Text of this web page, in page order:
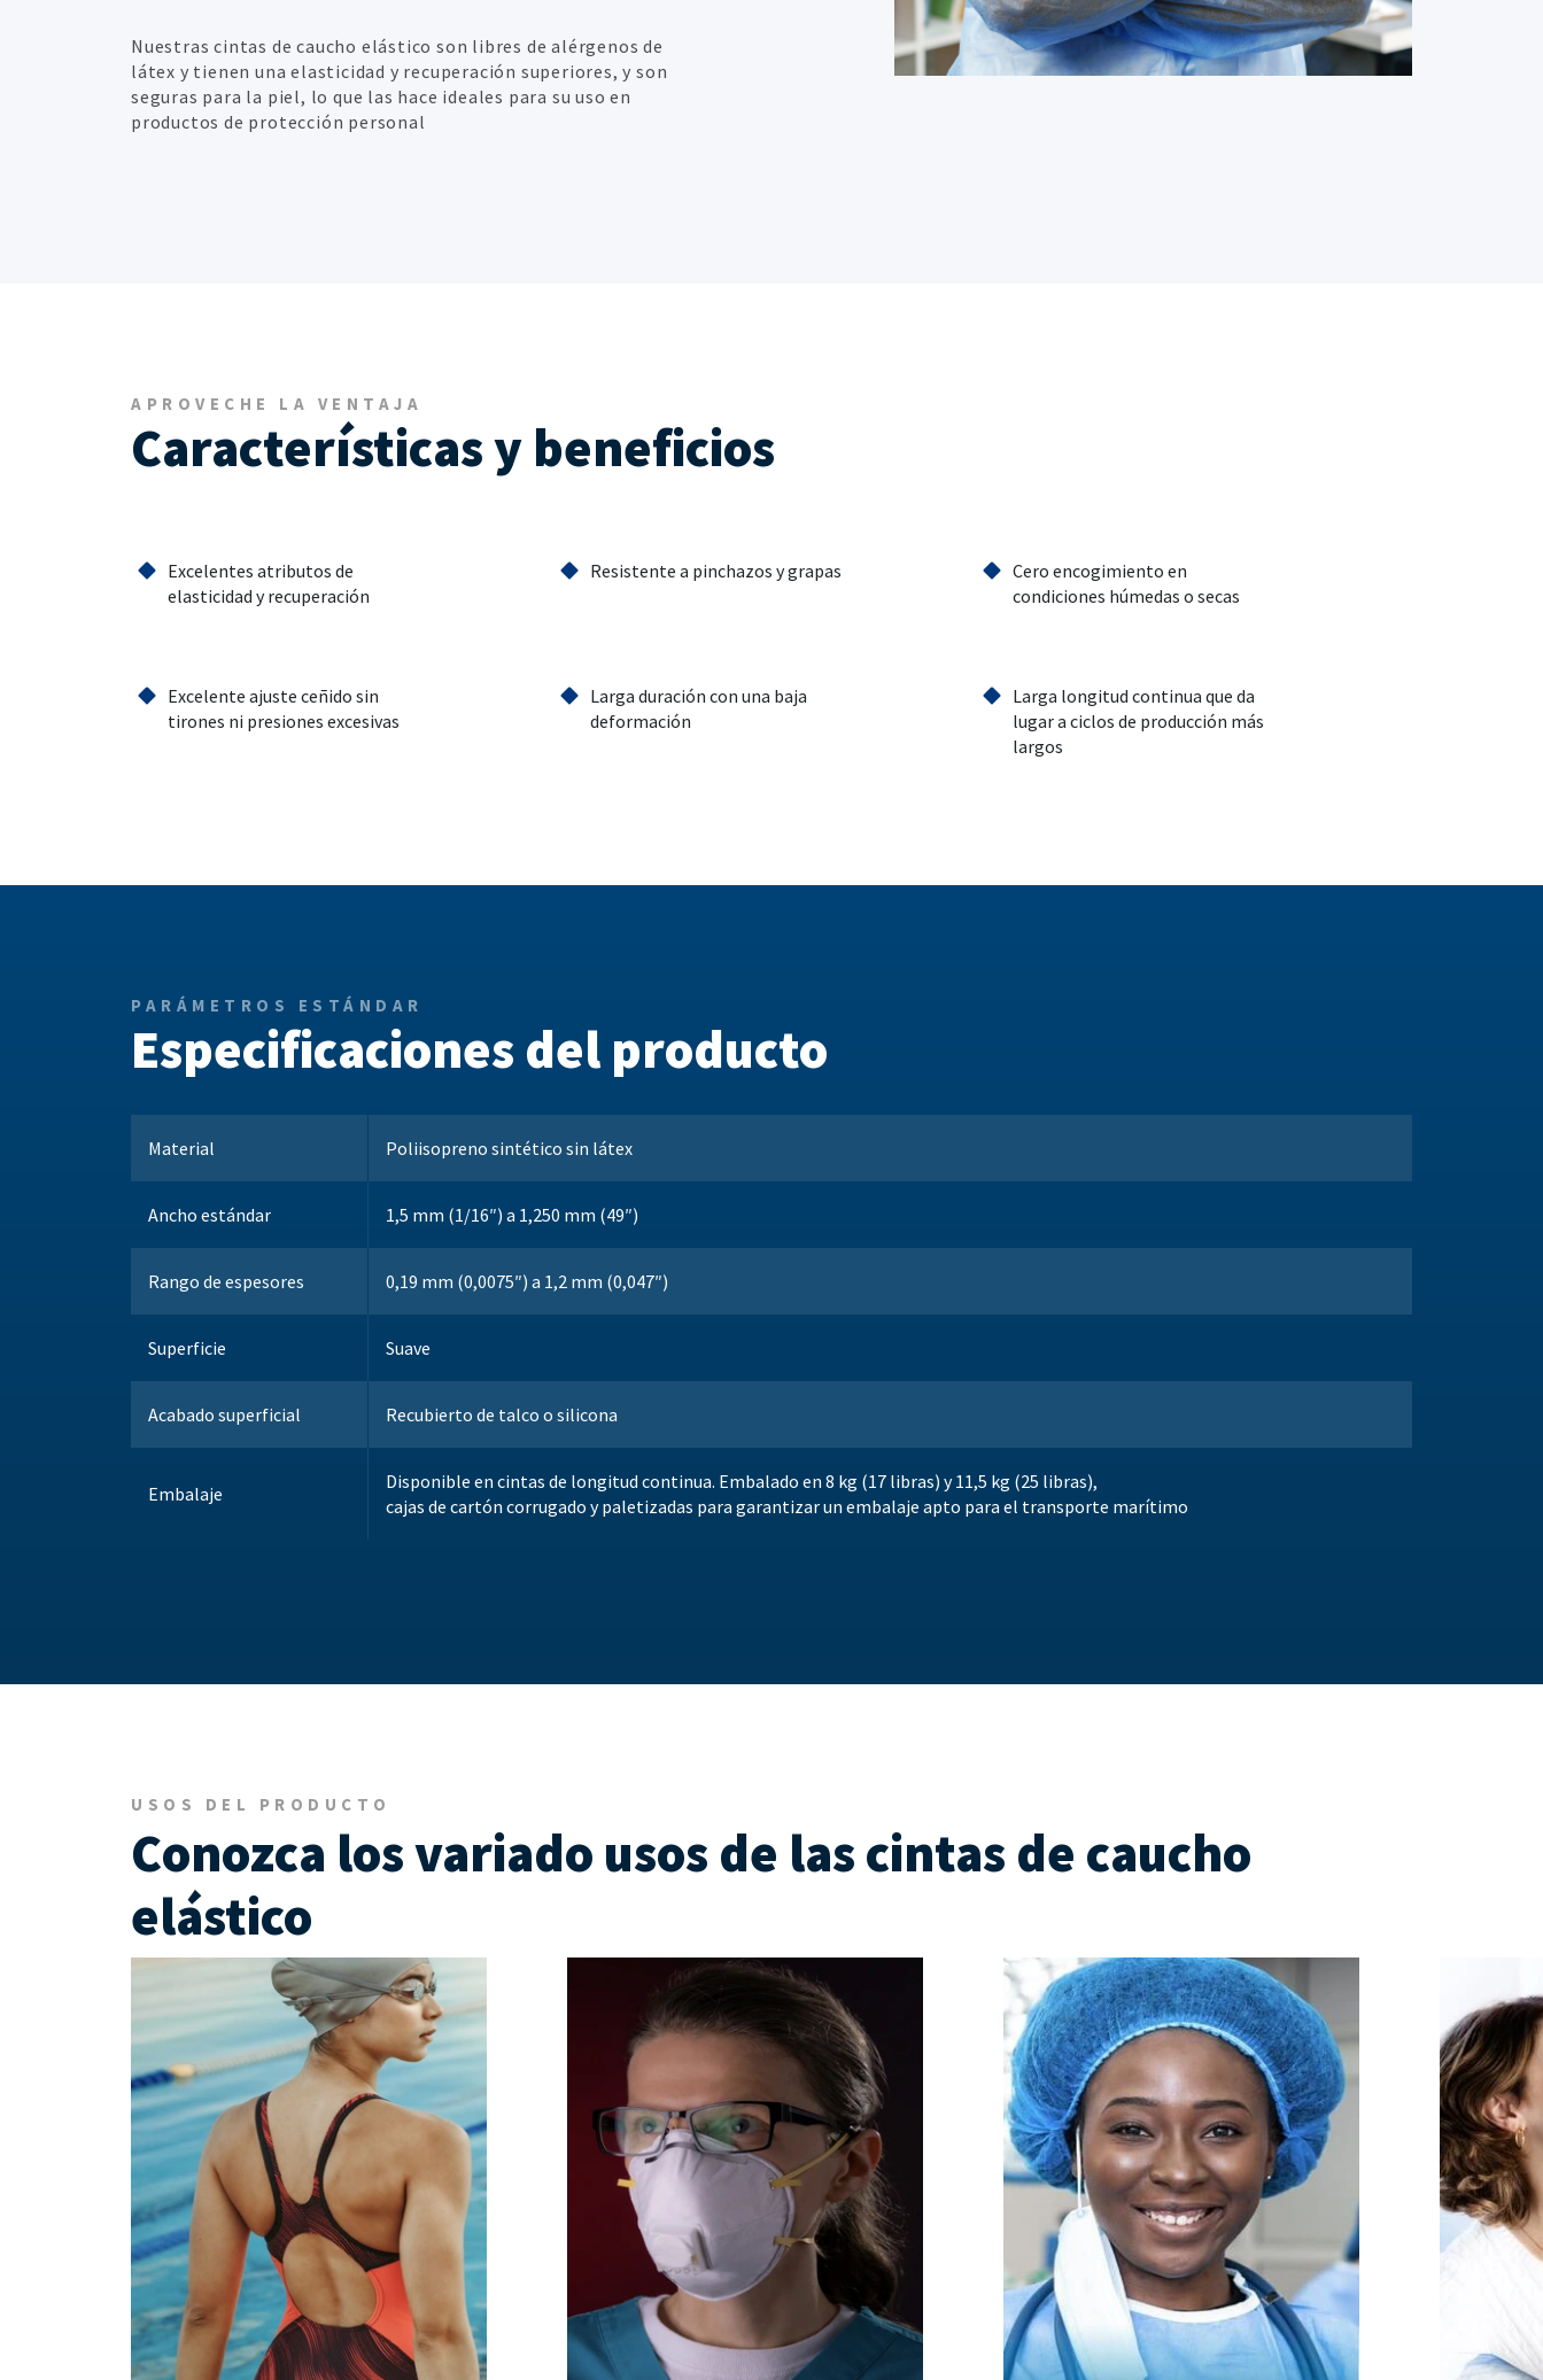
Nuestras cintas de caucho elástico son libres de alérgenos de
látex y tienen una elasticidad y recuperación superiores, y son
seguras para la piel, lo que las hace ideales para su uso en
productos de protección personal
APROVECHE LA VENTAJA
Características y beneficios
Excelentes atributos de
elasticidad y recuperación
Resistente a pinchazos y grapas
Cero encogimiento en
condiciones húmedas o secas
Excelente ajuste ceñido sin
tirones ni presiones excesivas
Larga duración con una baja
deformación
Larga longitud continua que da
lugar a ciclos de producción más
largos
PARÁMETROS ESTÁNDAR
Especificaciones del producto
Material Poliisopreno sintético sin látex
Ancho estándar 1,5 mm (1/16″) a 1,250 mm (49″)
Rango de espesores 0,19 mm (0,0075″) a 1,2 mm (0,047″)
Superficie Suave
Acabado superficial Recubierto de talco o silicona
Embalaje
Disponible en cintas de longitud continua. Embalado en 8 kg (17 libras) y 11,5 kg (25 libras),
cajas de cartón corrugado y paletizadas para garantizar un embalaje apto para el transporte marítimo
USOS DEL PRODUCTO
Conozca los variado usos de las cintas de caucho
elástico